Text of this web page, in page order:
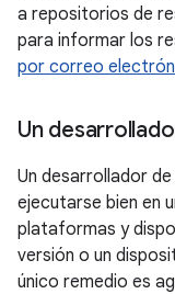
a repositorios de
para informar los
por correo
Un
Un desarrollador
ejecutarse bien en
plataformas y
versión o un
único remedio es